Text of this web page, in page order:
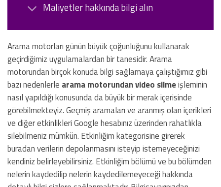
Maliyetler hakkında bilgi alın
Arama motorları günün büyük çoğunluğunu kullanarak
geçirdiğimiz uygulamalardan bir tanesidir. Arama
motorundan birçok konuda bilgi sağlamaya çalıştığımız gibi
bazı nedenlerle arama motorundan video silmeişleminin
nasıl yapıldığı konusunda da büyük bir merak içerisinde
görebilmekteyiz. Geçmiş aramaları ve aranmış olan içerikleri
ve diğer etkinlikleri Google hesabınız üzerinden rahatlıkla
silebilmeniz mümkün. Etkinliğim kategorisine girerek
buradan verilerin depolanmasını isteyip istemeyeceğinizi
kendiniz belirleyebilirsiniz. Etkinliğim bölümü ve bu bölümden
nelerin kaydedilip nelerin kaydedilemeyeceği hakkında